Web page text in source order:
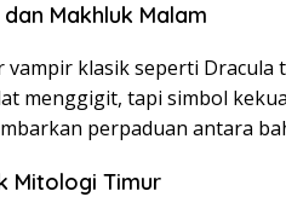
Makhluk Malam
vampir klasik seperti
menggigit, tapi simbol
perpaduan antara
Mitologi Timur